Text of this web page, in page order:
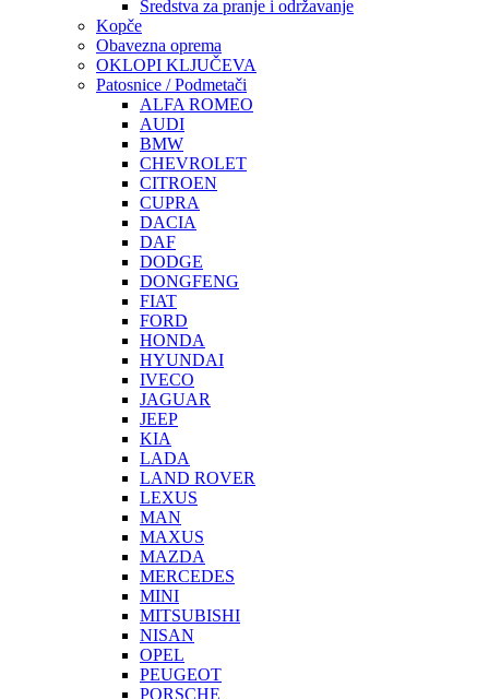
Sredstva za pranje i održavanje
Kopče
Obavezna oprema
OKLOPI KLJUČEVA
Patosnice / Podmetači
ALFA ROMEO
AUDI
BMW
CHEVROLET
CITROEN
CUPRA
DACIA
DAF
DODGE
DONGFENG
FIAT
FORD
HONDA
HYUNDAI
IVECO
JAGUAR
JEEP
KIA
LADA
LAND ROVER
LEXUS
MAN
MAXUS
MAZDA
MERCEDES
MINI
MITSUBISHI
NISAN
OPEL
PEUGEOT
PORSCHE